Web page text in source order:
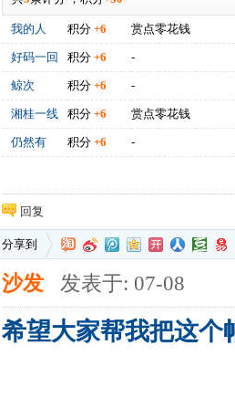
我的人 积分 +6 赏点零花钱
好码一回 积分 +6 -
鲸次 积分 +6 -
湘桂一线 积分 +6 赏点零花钱
仍然有 积分 +6 -
回复
分享到
沙发 发表于: 07-08
希望大家帮我把这个